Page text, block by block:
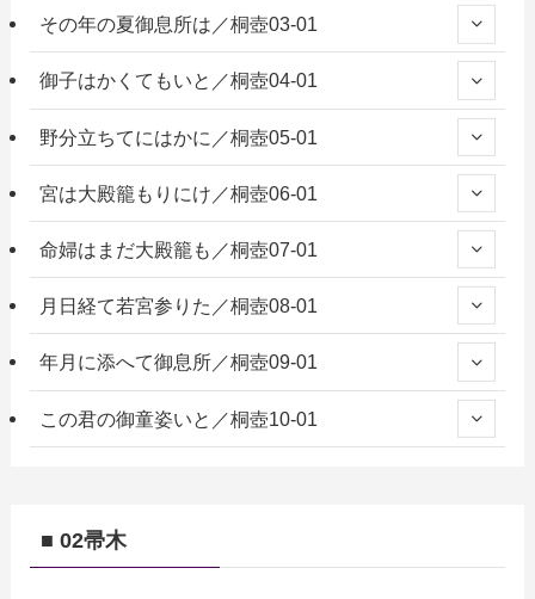
その年の夏御息所は／桐壺03-01
御子はかくてもいと／桐壺04-01
野分立ちてにはかに／桐壺05-01
宮は大殿籠もりにけ／桐壺06-01
命婦はまだ大殿籠も／桐壺07-01
月日経て若宮参りた／桐壺08-01
年月に添へて御息所／桐壺09-01
この君の御童姿いと／桐壺10-01
■ 02帚木